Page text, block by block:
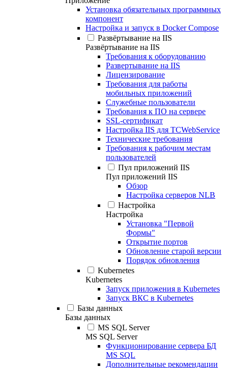
Установка обязательных программных
компонент
Настройка и запуск в Docker Compose
Развёртывание на IIS
Развёртывание на IIS
Требования к оборудованию
Развертывание на IIS
Лицензирование
Требования для работы
мобильных приложений
Служебные пользователи
Требования к ПО на сервере
SSL-сертификат
Настройка IIS для TCWebService
Технические требования
Требования к рабочим местам
пользователей
Пул приложений IIS
Пул приложений IIS
Обзор
Настройка серверов NLB
Настройка
Настройка
Установка "Первой
Формы"
Открытие портов
Обновление старой версии
Порядок обновления
Kubernetes
Kubernetes
Запуск приложения в Kubernetes
Запуск ВКС в Kubernetes
Базы данных
Базы данных
MS SQL Server
MS SQL Server
Функционирование сервера БД
MS SQL
Дополнительные рекомендации